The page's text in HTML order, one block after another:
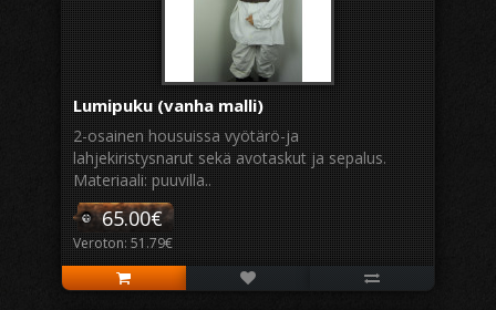
Lumipuku (vanha malli)
2-osainen housuissa vyötärö-ja
lahjekiristysnarut sekä avotaskut ja sepalus.
Materiaali: puuvilla..
65.00€
Veroton: 51.79€